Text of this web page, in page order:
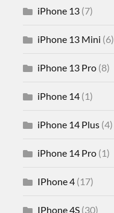
iPhone 13 (7)
iPhone 13 Mini (6)
iPhone 13 Pro (8)
iPhone 14 (1)
iPhone 14 Plus (4)
iPhone 14 Pro (1)
IPhone 4 (17)
IPhone 4S (30)